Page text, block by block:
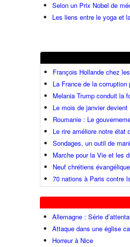
Selon un Prix Nobel de
Les liens entre le yoga et
François Hollande chez
La France de la
Melania Trump conduit la
Le mois de janvier
Roumanie : Le
Le rire améliore notre état
Sondages, un outil de
Marche pour la Vie et les
Neuf chrétiens
70 nations à Paris contre
Allemagne : Série
Attaque dans une église
Horreur à Nice